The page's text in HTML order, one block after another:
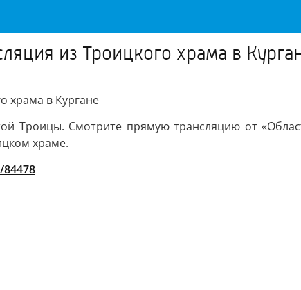
из Троицкого храма в
храма в Кургане
Троицы. Смотрите прямую трансляцию от
храме.